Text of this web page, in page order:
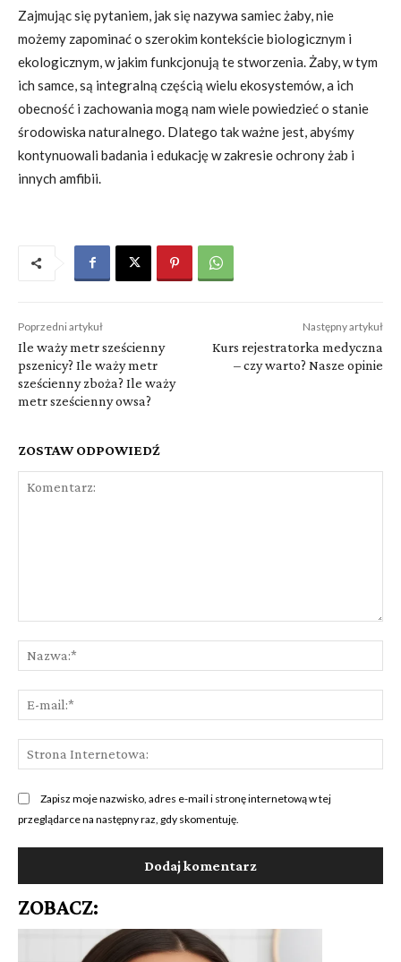
Zajmując się pytaniem, jak się nazywa samiec żaby, nie
możemy zapominać o szerokim kontekście biologicznym i
ekologicznym, w jakim funkcjonują te stworzenia. Żaby, w tym
ich samce, są integralną częścią wielu ekosystemów, a ich
obecność i zachowania mogą nam wiele powiedzieć o stanie
środowiska naturalnego. Dlatego tak ważne jest, abyśmy
kontynuowali badania i edukację w zakresie ochrony żab i
innych amfibii.
Poprzedni artykuł
Ile waży metr sześcienny
pszenicy? Ile waży metr
sześcienny zboża? Ile waży
metr sześcienny owsa?
Następny artykuł
Kurs rejestratorka medyczna
– czy warto? Nasze opinie
ZOSTAW ODPOWIEDŹ
Zapisz moje nazwisko, adres e-mail i stronę internetową w tej
przeglądarce na następny raz, gdy skomentuję.
ZOBACZ: